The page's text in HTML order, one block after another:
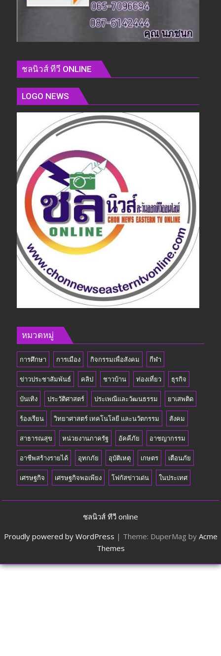
ชลนิวส์ ทีวี ONLINE
LOGO NEWS
หมวดหมู่
การศึกษา การเมือง กิจกรรมเพื่อสังคม กีฬา
ข่าวประชาสัมพันธ์ คลิป ชาวบ้าน ท่องเที่ยว ธุรกิจ
บันเทิง ประวัติศาสตร์ ประเพณีและวัฒนธรรม ยาเสพติด
ร้องเรียน วิทยาศาสตร์ เทคโนโลยี และนวัตกรรม สังคม
สาธารณสุข หน่วยงานภาครัฐ อัคคีภัย อาชญากรรม
อาชีพสร้างรายได้ อุทกภัย อุบัติเหตุ เกษตร เตือนภัย
เศรษฐกิจ เศรษฐกิจพอเพียง โฟกัสข่าวเด่น ในประเทศ
ชลนิวส์ ทีวี online
Proudly powered by WordPress | Theme: DuperMag by Acme
Themes